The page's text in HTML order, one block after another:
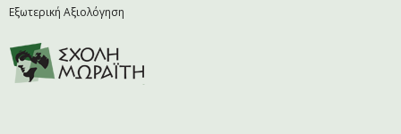
Εξωτερική Αξιολόγηση